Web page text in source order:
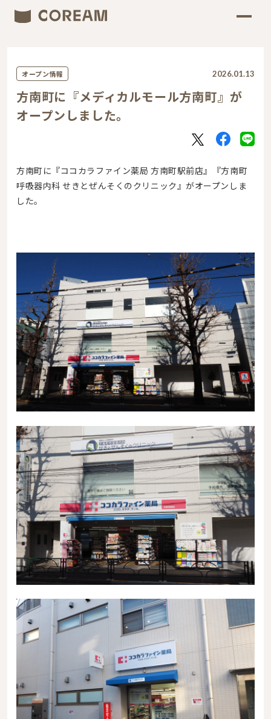
オープン情報 2026.01.13
方南町に『メディカルモール方南町』が
オープンしました。
方南町に『ココカラファイン薬局 方南町駅前店』『方南町
呼吸器内科 せきとぜんそくのクリニック』がオープンしま
した。